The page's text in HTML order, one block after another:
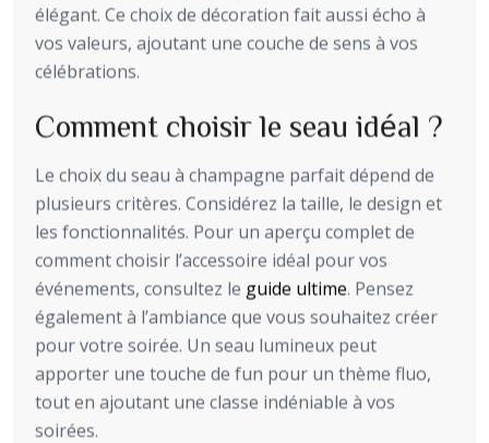
élégant. Ce choix de décoration fait aussi écho à
vos valeurs, ajoutant une couche de sens à vos
célébrations.
Comment choisir le seau idéal ?
Le choix du seau à champagne parfait dépend de
plusieurs critères. Considérez la taille, le design et
les fonctionnalités. Pour un aperçu complet de
comment choisir l’accessoire idéal pour vos
événements, consultez le guide ultime. Pensez
également à l’ambiance que vous souhaitez créer
pour votre soirée. Un seau lumineux peut
apporter une touche de fun pour un thème fluo,
tout en ajoutant une classe indéniable à vos
soirées.